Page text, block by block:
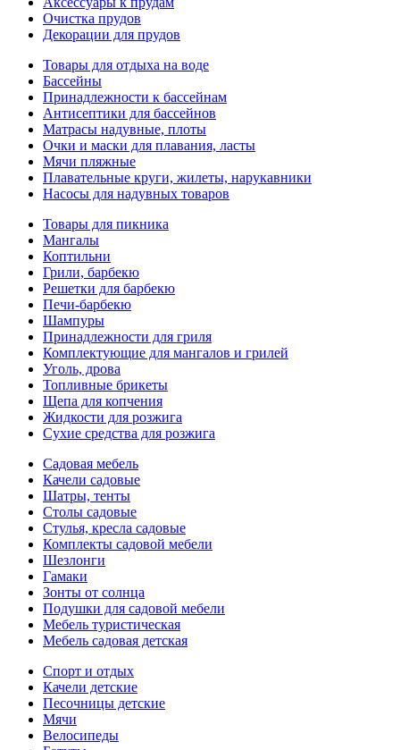
Очистка прудов
Декорации для прудов
Товары для отдыха на воде
Бассейны
Принадлежности к бассейнам
Антисептики для бассейнов
Матраcы надувные, плоты
Очки и маски для плавания, ласты
Мячи пляжные
Плавательные круги, жилеты, нарукавники
Насосы для надувных товаров
Товары для пикника
Мангалы
Коптильни
Грили, барбекю
Решетки для барбекю
Печи-барбекю
Шампуры
Принадлежности для гриля
Комплектующие для мангалов и грилей
Уголь, дрова
Топливные брикеты
Щепа для копчения
Жидкости для розжига
Сухие средства для розжига
Садовая мебель
Качели садовые
Шатры, тенты
Столы садовые
Стулья, кресла садовые
Комплекты садовой мебели
Шезлонги
Гамаки
Зонты от солнца
Подушки для садовой мебели
Мебель туристическая
Мебель садовая детская
Спорт и отдых
Качели детские
Песочницы детские
Мячи
Велосипеды